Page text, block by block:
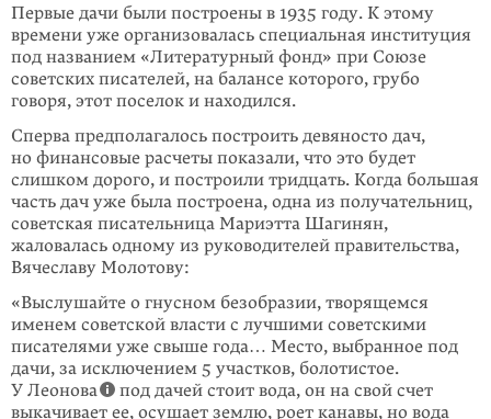
Первые дачи были построены в 1935 году. К этому
времени уже организовалась специальная институция
под названием «Литературный фонд» при Союзе
советских писателей, на балансе которого, грубо
говоря, этот поселок и находился.
Сперва предполагалось построить девяносто дач,
но финансовые расчеты показали, что это будет
слишком дорого, и построили тридцать. Когда большая
часть дач уже была построена, одна из получательниц,
советская писательница Мариэтта Шагинян,
жаловалась одному из руководителей правительства,
Вячеславу Молотову:
«Выслушайте о гнусном безобразии, творящемся
именем советской власти с лучшими советскими
писателями уже свыше года… Место, выбранное под
дачи, за исключением 5 участков, болотистое.
У Леонова
под дачей стоит вода, он на свой счет
выкачивает ее, осушает землю, роет канавы, но вода